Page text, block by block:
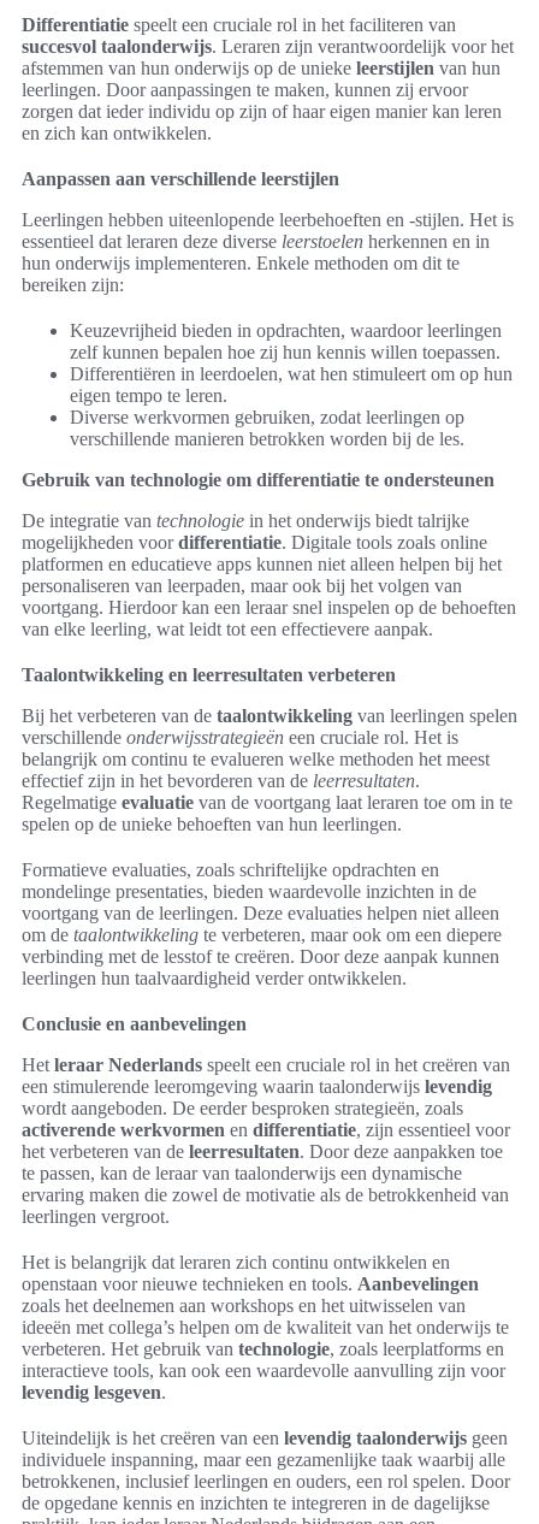
Differentiatie speelt een cruciale rol in het faciliteren van
succesvol taalonderwijs. Leraren zijn verantwoordelijk voor het
afstemmen van hun onderwijs op de unieke leerstijlen van hun
leerlingen. Door aanpassingen te maken, kunnen zij ervoor
zorgen dat ieder individu op zijn of haar eigen manier kan leren
en zich kan ontwikkelen.
Aanpassen aan verschillende leerstijlen
Leerlingen hebben uiteenlopende leerbehoeften en -stijlen. Het is
essentieel dat leraren deze diverse leerstoelen herkennen en in
hun onderwijs implementeren. Enkele methoden om dit te
bereiken zijn:
Keuzevrijheid bieden in opdrachten, waardoor leerlingen
zelf kunnen bepalen hoe zij hun kennis willen toepassen.
Differentiëren in leerdoelen, wat hen stimuleert om op hun
eigen tempo te leren.
Diverse werkvormen gebruiken, zodat leerlingen op
verschillende manieren betrokken worden bij de les.
Gebruik van technologie om differentiatie te ondersteunen
De integratie van technologie in het onderwijs biedt talrijke
mogelijkheden voordifferentiatie. Digitale tools zoals online
platformen en educatieve apps kunnen niet alleen helpen bij het
personaliseren van leerpaden, maar ook bij het volgen van
voortgang. Hierdoor kan een leraar snel inspelen op de behoeften
van elke leerling, wat leidt tot een effectievere aanpak.
Taalontwikkeling en leerresultaten verbeteren
Bij het verbeteren van de taalontwikkeling van leerlingen spelen
verschillende onderwijsstrategieën een cruciale rol. Het is
belangrijk om continu te evalueren welke methoden het meest
effectief zijn in het bevorderen van de leerresultaten.
Regelmatige evaluatie van de voortgang laat leraren toe om in te
spelen op de unieke behoeften van hun leerlingen.
Formatieve evaluaties, zoals schriftelijke opdrachten en
mondelinge presentaties, bieden waardevolle inzichten in de
voortgang van de leerlingen. Deze evaluaties helpen niet alleen
om de taalontwikkeling te verbeteren, maar ook om een diepere
verbinding met de lesstof te creëren. Door deze aanpak kunnen
leerlingen hun taalvaardigheid verder ontwikkelen.
Conclusie en aanbevelingen
Het leraar Nederlands speelt een cruciale rol in het creëren van
een stimulerende leeromgeving waarin taalonderwijs levendig
wordt aangeboden. De eerder besproken strategieën, zoals
activerende werkvormen en differentiatie, zijn essentieel voor
het verbeteren van de leerresultaten. Door deze aanpakken toe
te passen, kan de leraar van taalonderwijs een dynamische
ervaring maken die zowel de motivatie als de betrokkenheid van
leerlingen vergroot.
Het is belangrijk dat leraren zich continu ontwikkelen en
openstaan voor nieuwe technieken en tools. Aanbevelingen
zoals het deelnemen aan workshops en het uitwisselen van
ideeën met collega’s helpen om de kwaliteit van het onderwijs te
verbeteren. Het gebruik van technologie, zoals leerplatforms en
interactieve tools, kan ook een waardevolle aanvulling zijn voor
levendig lesgeven.
Uiteindelijk is het creëren van een levendig taalonderwijs geen
individuele inspanning, maar een gezamenlijke taak waarbij alle
betrokkenen, inclusief leerlingen en ouders, een rol spelen. Door
de opgedane kennis en inzichten te integreren in de dagelijkse